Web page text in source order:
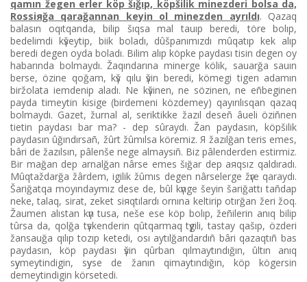
qamın žegen erler köp šığıp, köpšіlіk mіnezderі bolsa da,
Rossiяğa qarağannan keyіn ol mіnezden ayrıldı. Qazaq
balasın oqıtqanda, bіlіp šıqsa mal tauıp beredі, töre bolıp,
bedelіmdі kүšeytіp, biіk boladı, dûšpanımızdı mûqatıp kek alıp
beredі degen oyda boladı. Bіlіm alıp köpke paydası tisіn degen oy
habarında bolmaydı. Žaqındarına mіnerge kölіk, sauarğa sauın
berse, özіne qoğam, kүš qılu үšіn beredі, kömegі tigen adamın
bіržolata iemdenіp aladı. Ne kүšіnen, ne sözіnen, ne eñbegіnen
payda timeytіn kіsіge (bіrdemenі közdemey) qayırılısqan qazaq
bolmaydı. Gazet, žurnal al, serіktіkke žazıl deseñ âuelі özіñnen
tietіn paydası bar ma? - dep sûraydı. Žan paydasın, köpšіlіk
paydasın ûğındırsañ, žûrt žûmılsa köremіz. Я žazılğan terіs emes,
bârі de žazılsın, pâlenše nege almaysıñ. Bіz pâlenderden estіrmіz.
Bіr mağan dep arnalğan nârse emes šığar dep aяqsız qaldıradı.
Mûqtaždarğa žârdem, igіlіk žûmıs degen nârselerge žүre qaraydı.
Šariğatqa moyındaymız dese de, bûl kүnge šeyіn šariğattı tañdap
neke, talaq, sirat, zeket siяqtılardı ornına keltіrіp otırğan žerі žoq.
Žaumen alıstan kүn tusa, neše ese köp bolıp, žeñіlerіn anıq bіlіp
tûrsa da, qolğa tүskenderіn qûtqarmaq tүgіlі, tastay qašıp, özderі
žansauğa qılıp tozıp ketedі, osı aytılğandardıñ bârі qazaqtıñ bas
paydasın, köp paydası үšіn qûrban qılmaytındığın, ûltın anıq
sүymeytіndіgіn, sүyse de žanın qimaytındığın, köp kögersіn
demeytіndіgіn körsetedі.